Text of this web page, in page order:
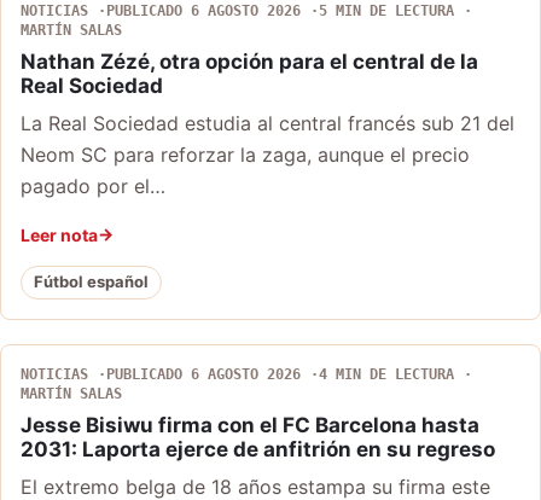
NOTICIAS PUBLICADO 6 AGOSTO 2026
5 MIN DE LECTURA
MARTÍN SALAS
Nathan Zézé, otra opción para el central de la
Real Sociedad
La Real Sociedad estudia al central francés sub 21 del
Neom SC para reforzar la zaga, aunque el precio
pagado por el…
Leer nota
Fútbol español
NOTICIAS PUBLICADO 6 AGOSTO 2026
4 MIN DE LECTURA
MARTÍN SALAS
Jesse Bisiwu firma con el FC Barcelona hasta
2031: Laporta ejerce de anfitrión en su regreso
El extremo belga de 18 años estampa su firma este